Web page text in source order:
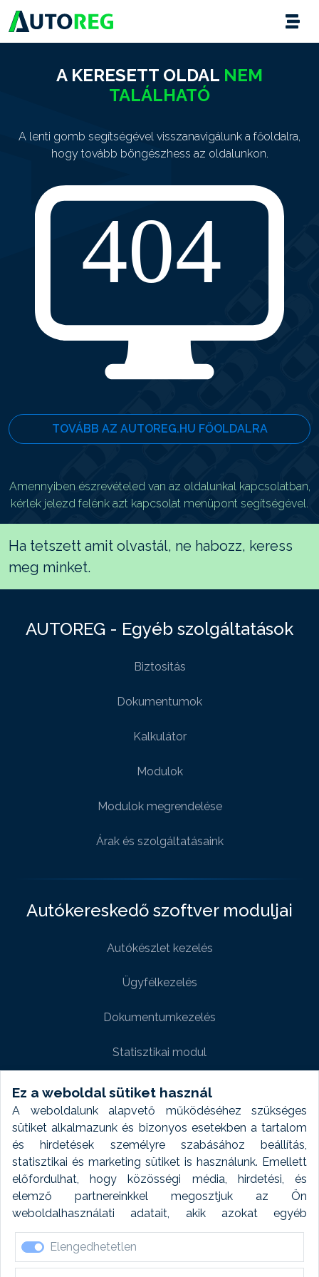
Ez a weboldal sütiket használ
A weboldalunk alapvető működéséhez szükséges
sütiket alkalmazunk és bizonyos esetekben a tartalom
és hirdetések személyre szabásához beállítás,
statisztikai és marketing sütiket is használunk. Emellett
előfordulhat, hogy közösségi média, hirdetési, és
elemző partnereinkkel megosztjuk az Ön
weboldalhasználati adatait, akik azokat egyéb
forrásokból gyűjtött adatokkal kombinálhatják. A sütik
elfogadásával kapcsolatosan naplózást végzünk és
ezen adatokat 6 hónap után automatikusan töröljük. A
Elengedhetetlen
A KERESETT OLDAL NEM
TALÁLHATÓ
A lenti gomb segítségével visszanavigálunk a főoldalra,
hogy tovább böngészhess az oldalunkon.
TOVÁBB AZ AUTOREG.HU FŐOLDALRA
Amennyiben észrevételed van az oldalunkal kapcsolatban,
kérlek jelezd felénk azt kapcsolat menüpont segítségével.
Ha tetszett amit olvastál, ne habozz, keress
meg minket.
AUTOREG - Egyéb szolgáltatások
Biztositás
Dokumentumok
Kalkulátor
Modulok
Modulok megrendelése
Árak és szolgáltatásaink
Autókereskedő szoftver moduljai
Autókészlet kezelés
Ügyfélkezelés
Dokumentumkezelés
Statisztikai modul
Weboldal modul
Fényképtár extra modul
Autómosó modul
Feladatütemezés